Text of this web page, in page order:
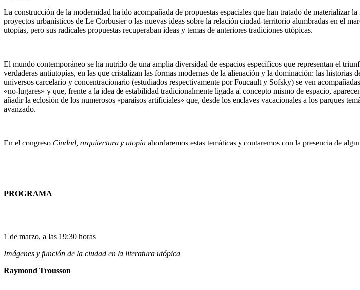
La construcción de la modernidad ha ido acompañada de propuestas espaciales que han tratado de materializar
proyectos urbanísticos de Le Corbusier o las nuevas ideas sobre la relación ciudad-territorio alumbradas en el
utopías, pero sus radicales propuestas recuperaban ideas y temas de anteriores tradiciones utópicas.
El mundo contemporáneo se ha nutrido de una amplia diversidad de espacios específicos que representan el
verdaderas antiutopías, en las que cristalizan las formas modernas de la alienación y la dominación: las
universos carcelario y concentracionario (estudiados respectivamente por Foucault y Sofsky) se ven
«no-lugares» y que, frente a la idea de estabilidad tradicionalmente ligada al concepto mismo de espacio,
añadir la eclosión de los numerosos «paraísos artificiales» que, desde los enclaves vacacionales a los parques
avanzado.
En el congreso Ciudad, arquitectura y utopía abordaremos estas temáticas y contaremos con la presencia de
PROGRAMA
1 de marzo, a las 19:30 horas
Imágenes y función de la ciudad en la literatura utópica
Raymond Trousson